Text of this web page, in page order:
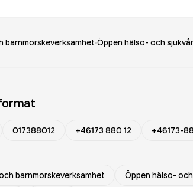
barnmorskeverksamhet Öppen hälso- och
017388012 +46173 880 12 +46173-
barnmorskeverksamhet Öppen hälso-